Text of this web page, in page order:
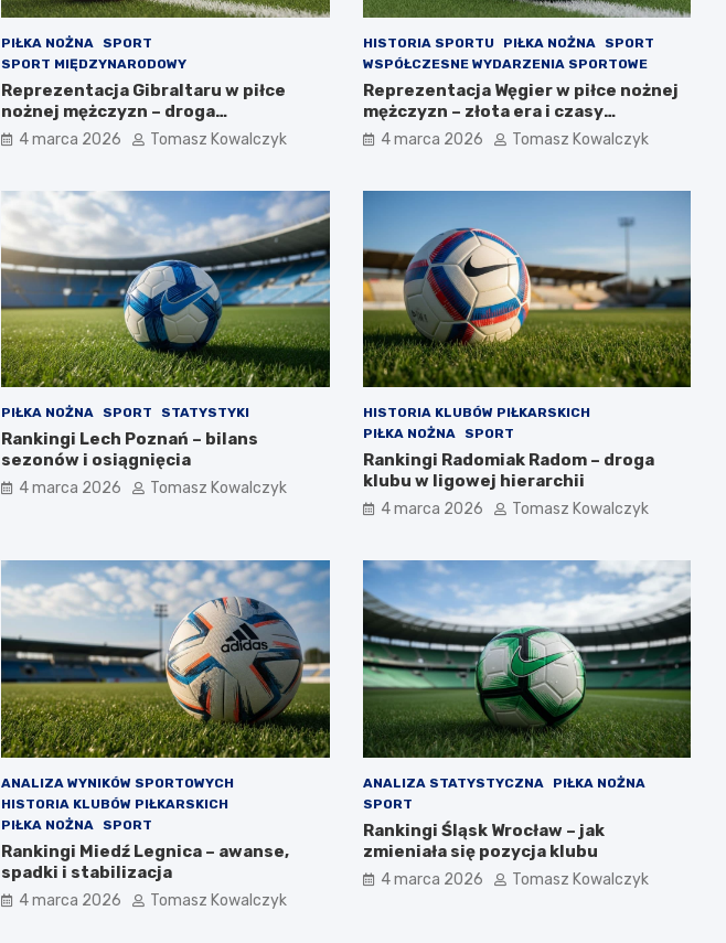
PIŁKA NOŻNA
SPORT
SPORT MIĘDZYNARODOWY
Reprezentacja Gibraltaru w piłce
nożnej mężczyzn – droga
najmniejszej federacji
4 marca 2026 Tomasz Kowalczyk
HISTORIA SPORTU PIŁKA NOŻNA
SPORT
WSPÓŁCZESNE WYDARZENIA SPORTOWE
Reprezentacja Węgier w piłce nożnej
mężczyzn – złota era i czasy
współczesne
4 marca 2026 Tomasz Kowalczyk
PIŁKA NOŻNA SPORT STATYSTYKI
Rankingi Lech Poznań – bilans
sezonów i osiągnięcia
4 marca 2026 Tomasz Kowalczyk
HISTORIA KLUBÓW PIŁKARSKICH
PIŁKA NOŻNA
SPORT
Rankingi Radomiak Radom – droga
klubu w ligowej hierarchii
4 marca 2026 Tomasz Kowalczyk
ANALIZA WYNIKÓW SPORTOWYCH
HISTORIA KLUBÓW PIŁKARSKICH
PIŁKA NOŻNA
SPORT
Rankingi Miedź Legnica – awanse,
spadki i stabilizacja
4 marca 2026 Tomasz Kowalczyk
ANALIZA STATYSTYCZNA
PIŁKA NOŻNA
SPORT
Rankingi Śląsk Wrocław – jak
zmieniała się pozycja klubu
4 marca 2026 Tomasz Kowalczyk